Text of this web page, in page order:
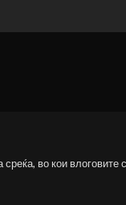
во кои влоговите